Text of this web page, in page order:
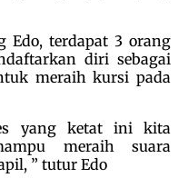
Edo, terdapat 3 orang
diri sebagai
meraih kursi pada
yang ketat ini kita
meraih suara
” tutur Edo